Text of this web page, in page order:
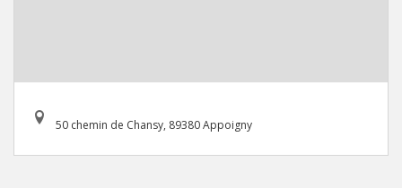
50 chemin de Chansy, 89380 Appoigny